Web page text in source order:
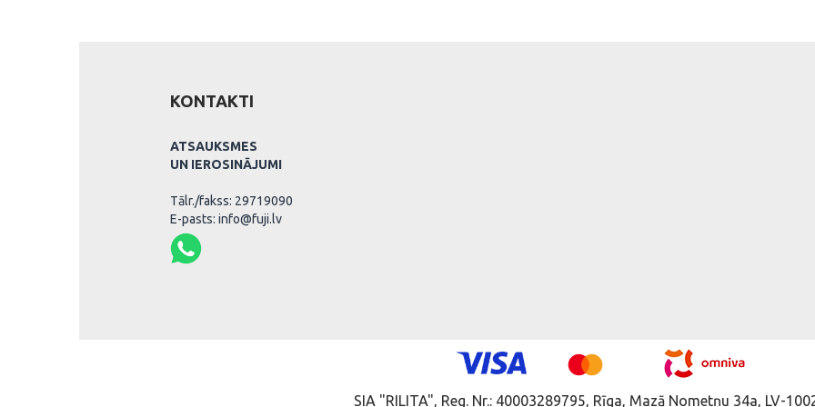
KONTAKTI
ATSAUKSMES
UN IEROSINĀJUMI
Tālr./fakss: 29719090
E-pasts: info@fuji.lv
SIA "RILITA", Reg. Nr.: 40003289795, Rīga, Mazā Nometņu 34a, LV-